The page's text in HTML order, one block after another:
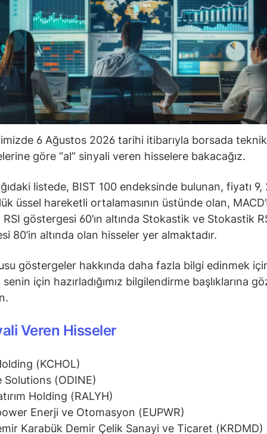
6 Ağustos 2026 tarihi itibarıyla borsada teknik
göre “al” sinyali veren hisselere bakacağız.
listede, BIST 100 endeksinde bulunan, fiyatı 9,
üssel hareketli ortalamasının üstünde olan,
göstergesi 60’ın altında Stokastik ve Stokastik
80’in altında olan hisseler yer almaktadır.
göstergeler hakkında daha fazla bilgi edinmek
için hazırladığımız bilgilendirme başlıklarına
Veren Hisseler
(KCHOL)
Solutions (ODINE)
Holding (RALYH)
Enerji ve Otomasyon (EUPWR)
Karabük Demir Çelik Sanayi ve Ticaret (KRDMD)